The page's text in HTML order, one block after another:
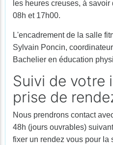
les heures creuses, à
08h et 17h00.
L'encadrement de la salle
Sylvain Poncin,
Bachelier en éducation
Suivi de votre
prise de
Nous prendrons contact
48h (jours ouvrables)
fixer un rendez vous pour la